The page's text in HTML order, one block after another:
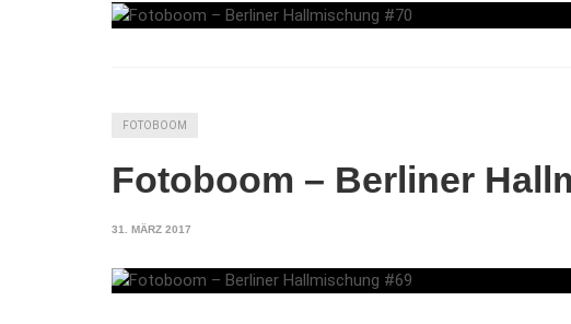
FOTOBOOM
Fotoboom – Berliner
31. MÄRZ 2017